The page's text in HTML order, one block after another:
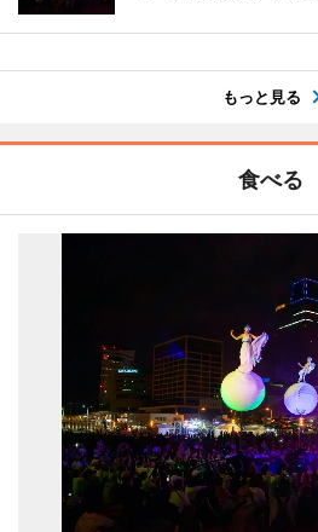
もっと見る
食べる